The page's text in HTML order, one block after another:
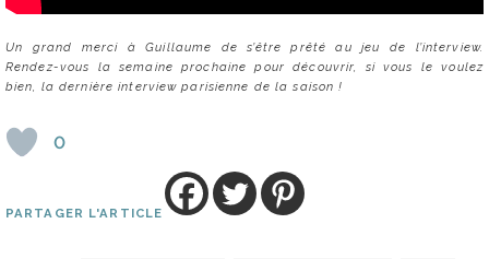
Un grand merci à Guillaume de s’être prêté au jeu de l’interview.
Rendez-vous la semaine prochaine pour découvrir, si vous le voulez
bien, la dernière interview parisienne de la saison !
0
PARTAGER L'ARTICLE